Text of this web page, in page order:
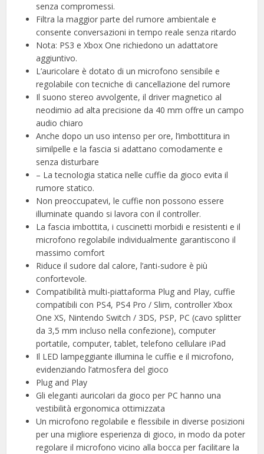
senza compromessi.
Filtra la maggior parte del rumore ambientale e
consente conversazioni in tempo reale senza ritardo
Nota: PS3 e Xbox One richiedono un adattatore
aggiuntivo.
L’auricolare è dotato di un microfono sensibile e
regolabile con tecniche di cancellazione del rumore
Il suono stereo avvolgente, il driver magnetico al
neodimio ad alta precisione da 40 mm offre un campo
audio chiaro
Anche dopo un uso intenso per ore, l’imbottitura in
similpelle e la fascia si adattano comodamente e
senza disturbare
– La tecnologia statica nelle cuffie da gioco evita il
rumore statico.
Non preoccupatevi, le cuffie non possono essere
illuminate quando si lavora con il controller.
La fascia imbottita, i cuscinetti morbidi e resistenti e il
microfono regolabile individualmente garantiscono il
massimo comfort
Riduce il sudore dal calore, l’anti-sudore è più
confortevole.
Compatibilità multi-piattaforma Plug and Play, cuffie
compatibili con PS4, PS4 Pro / Slim, controller Xbox
One XS, Nintendo Switch / 3DS, PSP, PC (cavo splitter
da 3,5 mm incluso nella confezione), computer
portatile, computer, tablet, telefono cellulare iPad
Il LED lampeggiante illumina le cuffie e il microfono,
evidenziando l’atmosfera del gioco
Plug and Play
Gli eleganti auricolari da gioco per PC hanno una
vestibilità ergonomica ottimizzata
Un microfono regolabile e flessibile in diverse posizioni
per una migliore esperienza di gioco, in modo da poter
regolare il microfono vicino alla bocca per facilitare la